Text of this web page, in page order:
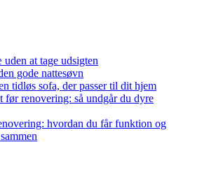
at tage udsigten
gode nattesøvn
tidløs sofa, der passer til dit hjem
før renovering: så undgår du dyre
hvordan du får funktion og